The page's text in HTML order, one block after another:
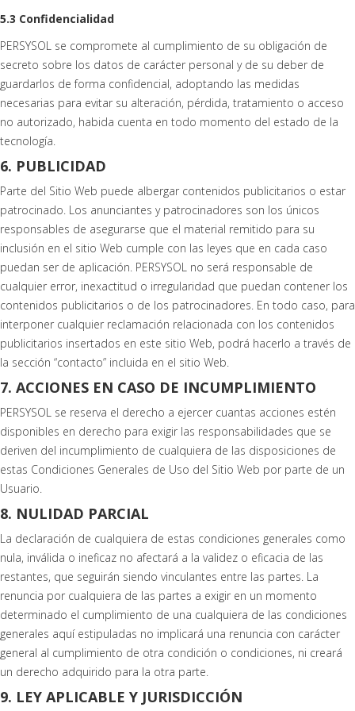
5.3 Confidencialidad
PERSYSOL se compromete al cumplimiento de su obligación de
secreto sobre los datos de carácter personal y de su deber de
guardarlos de forma confidencial, adoptando las medidas
necesarias para evitar su alteración, pérdida, tratamiento o acceso
no autorizado, habida cuenta en todo momento del estado de la
tecnología.
6. PUBLICIDAD
Parte del Sitio Web puede albergar contenidos publicitarios o estar
patrocinado. Los anunciantes y patrocinadores son los únicos
responsables de asegurarse que el material remitido para su
inclusión en el sitio Web cumple con las leyes que en cada caso
puedan ser de aplicación. PERSYSOL no será responsable de
cualquier error, inexactitud o irregularidad que puedan contener los
contenidos publicitarios o de los patrocinadores. En todo caso, para
interponer cualquier reclamación relacionada con los contenidos
publicitarios insertados en este sitio Web, podrá hacerlo a través de
la sección “contacto” incluida en el sitio Web.
7. ACCIONES EN CASO DE INCUMPLIMIENTO
PERSYSOL se reserva el derecho a ejercer cuantas acciones estén
disponibles en derecho para exigir las responsabilidades que se
deriven del incumplimiento de cualquiera de las disposiciones de
estas Condiciones Generales de Uso del Sitio Web por parte de un
Usuario.
8. NULIDAD PARCIAL
La declaración de cualquiera de estas condiciones generales como
nula, inválida o ineficaz no afectará a la validez o eficacia de las
restantes, que seguirán siendo vinculantes entre las partes. La
renuncia por cualquiera de las partes a exigir en un momento
determinado el cumplimiento de una cualquiera de las condiciones
generales aquí estipuladas no implicará una renuncia con carácter
general al cumplimiento de otra condición o condiciones, ni creará
un derecho adquirido para la otra parte.
9. LEY APLICABLE Y JURISDICCIÓN